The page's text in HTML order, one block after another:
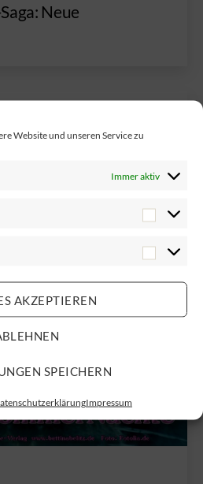
Website und unseren Service zu
Immer aktiv
AKZEPTIEREN
SPEICHERN
Impressum
Neue